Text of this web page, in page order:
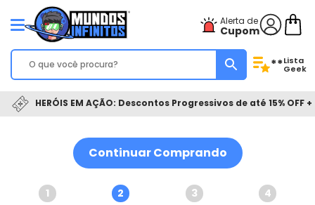
Alerta de
Cupom
**Lista
Geek
HERÓIS EM AÇÃO: Descontos Progressivos de até 15% OFF
Continuar Comprando
1
2
3
4